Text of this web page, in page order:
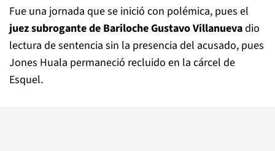
Fue una jornada que se inició con polémica, pues el
juez subrogante de Bariloche Gustavo Villanuevadio
lectura de sentencia sin la presencia del acusado, pues
Jones Huala permaneció recluido en la cárcel de
Esquel.